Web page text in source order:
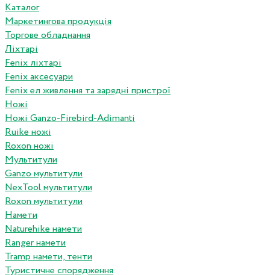
Каталог
Маркетингова продукція
Торгове обладнання
Ліхтарі
Fenix ліхтарі
Fenix аксесуари
Fenix ел живлення та зарядні пристрої
Ножі
Ножі Ganzo-Firebird-Adimanti
Ruike ножі
Roxon ножi
Мультитули
Ganzo мультитули
NexTool мультитули
Roxon мультитули
Намети
Naturehike намети
Ranger намети
Tramp намети, тенти
Туристичне спорядження